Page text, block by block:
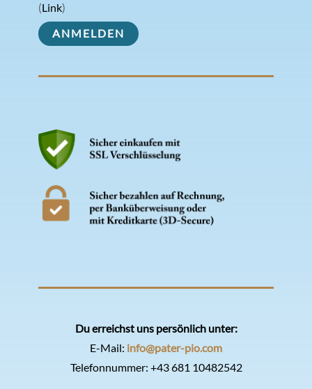
(Link)
Du erreichst uns persönlich unter:
E-Mail: info@pater-pio.com
Telefonnummer: +43 681 10482542